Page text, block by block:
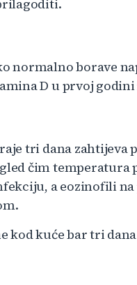
normalno borave
D u prvoj
tri dana zahtijeva
čim temperatura
a eozinofili
kod kuće bar tri